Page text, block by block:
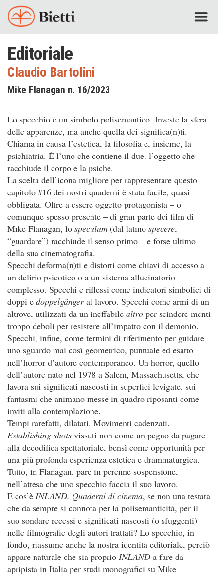
Editoriale
Claudio Bartolini
Mike Flanagan n. 16/2023
Lo specchio è un simbolo polisemantico. Investe la sfera
delle apparenze, ma anche quella dei significa(n)ti.
Chiama in causa l’estetica, la filosofia e, insieme, la
psichiatria. È l’uno che contiene il due, l’oggetto che
racchiude il corpo e la psiche.
La scelta dell’icona migliore per rappresentare questo
capitolo #16 dei nostri quaderni è stata facile, quasi
obbligata. Oltre a essere oggetto protagonista – o
comunque spesso presente – di gran parte dei film di
Mike Flanagan, lo speculum (dal latino specere,
“guardare”) racchiude il senso primo – e forse ultimo –
della sua cinematografia.
Specchi deforma(n)ti e distorti come chiavi di accesso a
un delirio psicotico o a un sistema allucinatorio
complesso. Specchi e riflessi come indicatori simbolici di
doppi e doppelgängeral lavoro. Specchi come armi di un
altrove, utilizzati da un ineffabile altro per scindere menti
troppo deboli per resistere all’impatto con il demonio.
Specchi, infine, come termini di riferimento per guidare
uno sguardo mai così geometrico, puntuale ed esatto
nell’horror d’autore contemporaneo. Un horror, quello
dell’autore nato nel 1978 a Salem, Massachusetts, che
lavora sui significati nascosti in superfici levigate, sui
fantasmi che animano messe in quadro riposanti come
inviti alla contemplazione.
Tempi rarefatti, dilatati. Movimenti cadenzati.
Establishing shots vissuti non come un pegno da pagare
alla decodifica spettatoriale, bensì come opportunità per
una più profonda esperienza estetica e drammaturgica.
Tutto, in Flanagan, pare in perenne sospensione,
nell’attesa che uno specchio faccia il suo lavoro.
E cos’è INLAND. Quaderni di cinema, se non una testata
che da sempre si connota per la polisemanticità, per il
suo sondare recessi e significati nascosti (o sfuggenti)
nelle filmografie degli autori trattati? Lo specchio, in
fondo, riassume anche la nostra identità editoriale, perciò
appare naturale che sia proprio INLAND a fare da
apripista in Italia per studi monografici su Mike